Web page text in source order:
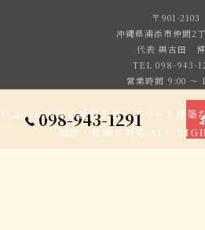
098-943-1291
〒901-2103
沖縄県浦添市仲間2
代表 與古田
TEL 098-943-
営業時間 9:00 ～
© 2026 沖縄の新築工事・アパート建築
相談・見積り対応 ALL